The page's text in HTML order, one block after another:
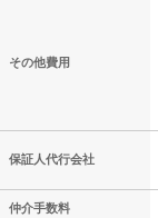
その他費用
保証人代行会社
仲介手数料